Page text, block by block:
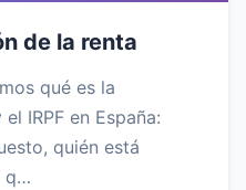
de la renta
qué es la
IRPF en España:
quién está
q…